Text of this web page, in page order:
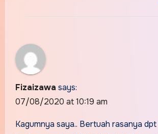
Fizaizawa says:
07/08/2020 at 10:19 am
Kagumnya saya.. Bertuah rasanya dpt